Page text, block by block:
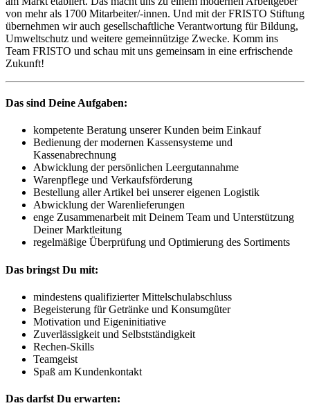
von mehr als 1700 Mitarbeiter/-innen. Und mit der FRISTO Stiftung
übernehmen wir auch gesellschaftliche Verantwortung für Bildung,
Umweltschutz und weitere gemeinnützige Zwecke. Komm ins
Team FRISTO und schau mit uns gemeinsam in eine erfrischende
Zukunft!
Das sind Deine Aufgaben:
kompetente Beratung unserer Kunden beim Einkauf
Bedienung der modernen Kassensysteme und
Kassenabrechnung
Abwicklung der persönlichen Leergutannahme
Warenpflege und Verkaufsförderung
Bestellung aller Artikel bei unserer eigenen Logistik
Abwicklung der Warenlieferungen
enge Zusammenarbeit mit Deinem Team und Unterstützung
Deiner Marktleitung
regelmäßige Überprüfung und Optimierung des Sortiments
Das bringst Du mit:
mindestens qualifizierter Mittelschulabschluss
Begeisterung für Getränke und Konsumgüter
Motivation und Eigeninitiative
Zuverlässigkeit und Selbstständigkeit
Rechen-Skills
Teamgeist
Spaß am Kundenkontakt
Das darfst Du erwarten: